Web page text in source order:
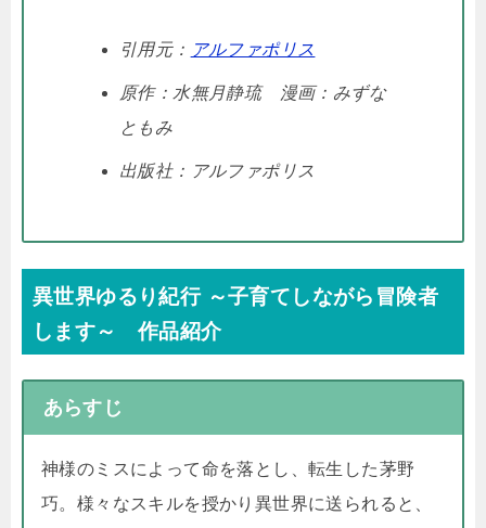
引用元： アルファポリス
原作：水無月静琉 漫画：みずな
ともみ
出版社：アルファポリス
異世界ゆるり紀行 ～子育てしながら冒険者
します～ 作品紹介
あらすじ
神様のミスによって命を落とし、転生した茅野
巧。様々なスキルを授かり異世界に送られると、